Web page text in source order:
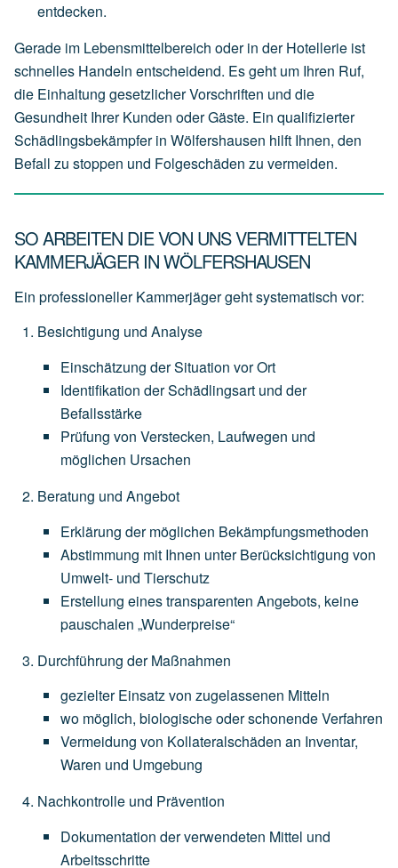
entdecken.
Gerade im Lebensmittelbereich oder in der Hotellerie ist
schnelles Handeln entscheidend. Es geht um Ihren Ruf,
die Einhaltung gesetzlicher Vorschriften und die
Gesundheit Ihrer Kunden oder Gäste. Ein qualifizierter
Schädlingsbekämpfer in Wölfershausen hilft Ihnen, den
Befall zu stoppen und Folgeschäden zu vermeiden.
SO ARBEITEN DIE VON UNS VERMITTELTEN
KAMMERJÄGER IN WÖLFERSHAUSEN
Ein professioneller Kammerjäger geht systematisch vor:
Besichtigung und Analyse
Einschätzung derSituation vorOrt
Identifikation derSchädlingsart und der
Befallsstärke
Prüfung von Verstecken, Laufwegen und
möglichen Ursachen
Beratung und Angebot
Erklärung der möglichen Bekämpfungsmethoden
Abstimmung mit Ihnen unter Berücksichtigung von
Umwelt- und Tierschutz
Erstellung einestransparenten Angebots, keine
pauschalen „Wunderpreise“
Durchführung der Maßnahmen
gezielter Einsatzvon zugelassenen Mitteln
wo möglich, biologischeoderschonendeVerfahren
Vermeidung von Kollateralschäden an Inventar,
Waren und Umgebung
Nachkontrolle und Prävention
Dokumentation derverwendeten Mittel und
Arbeitsschritte